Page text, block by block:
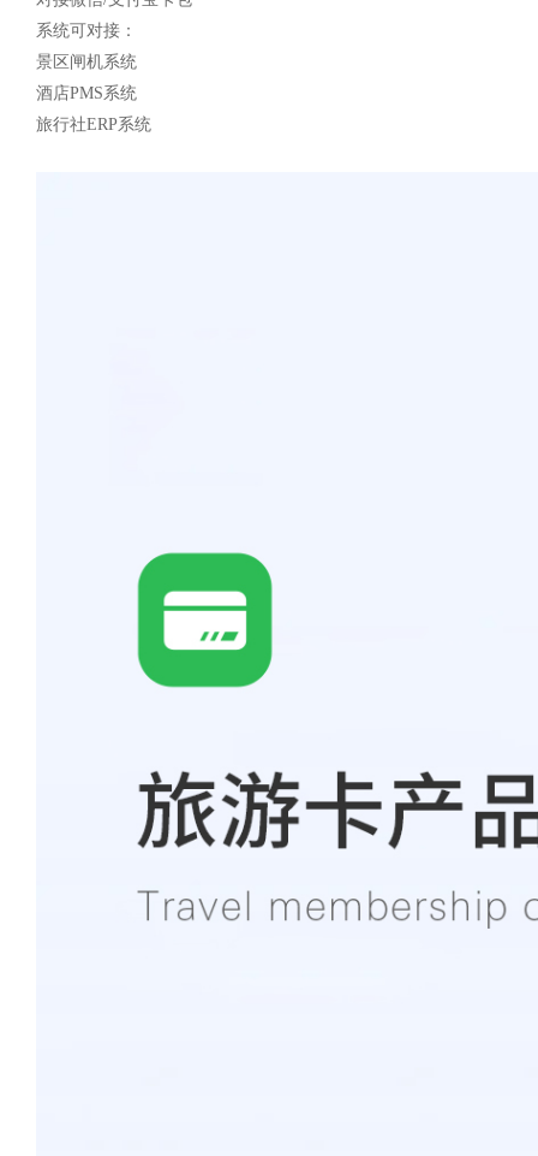
系统可对接：
景区闸机系统
酒店PMS系统
旅行社ERP系统